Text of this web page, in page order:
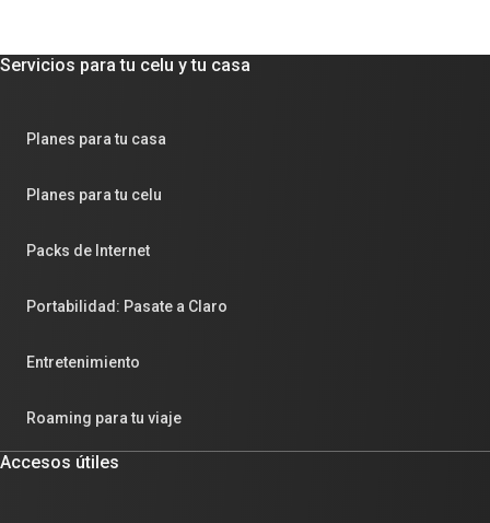
Servicios para tu celu y tu casa
Planes para tu casa
Planes para tu celu
Packs de Internet
Portabilidad: Pasate a Claro
Entretenimiento
Roaming para tu viaje
Accesos útiles